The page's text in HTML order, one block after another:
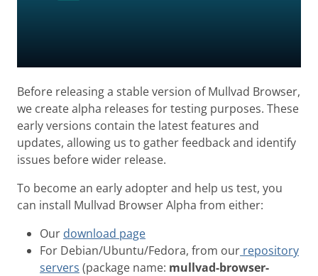
Before releasing a stable version of Mullvad Browser,
we create alpha releases for testing purposes. These
early versions contain the latest features and
updates, allowing us to gather feedback and identify
issues before wider release.
To become an early adopter and help us test, you
can install Mullvad Browser Alpha from either:
Our download page
For Debian/Ubuntu/Fedora, from our repository
servers (package name: mullvad-browser-